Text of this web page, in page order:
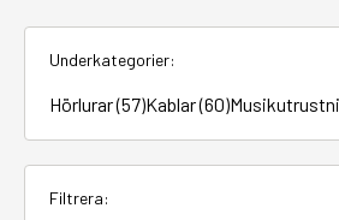
Underkategorier:
Hörlurar (57)Kablar (60)
Filtrera: